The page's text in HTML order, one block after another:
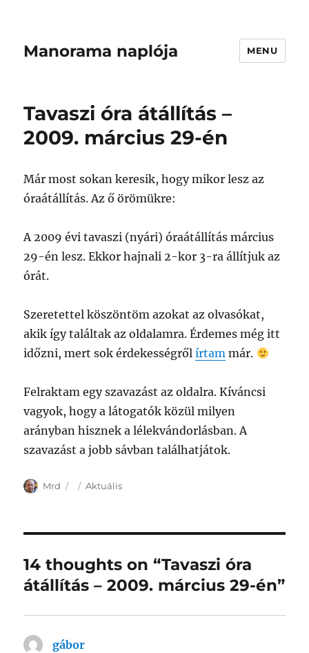
Manorama naplója MENU
Tavaszi óra átállítás –
2009. március 29-én
Már most sokan keresik, hogy mikor lesz az
óraátállítás. Az ő örömükre:
A 2009 évi tavaszi (nyári) óraátállítás március
29-én lesz. Ekkor hajnali 2-kor 3-ra állítjuk az
órát.
Szeretettel köszöntöm azokat az olvasókat,
akik így találtak az oldalamra. Érdemes még itt
időzni, mert sok érdekességrőlírtam már.
Felraktam egy szavazást az oldalra. Kíváncsi
vagyok, hogy a látogatók közül milyen
arányban hisznek a lélekvándorlásban. A
szavazást a jobb sávban találhatjátok.
Author
Mrd
Posted
Categories
Aktuális
14 thoughts on “Tavaszi óra
átállítás – 2009. március 29-én”
gábor